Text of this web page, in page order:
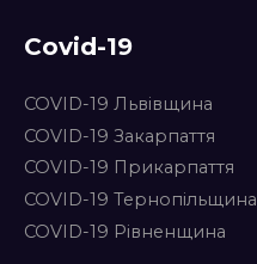
Covid-19
COVID-19 Львівщина
COVID-19 Закарпаття
COVID-19 Прикарпаття
COVID-19 Тернопільщина
COVID-19 Рівненщина